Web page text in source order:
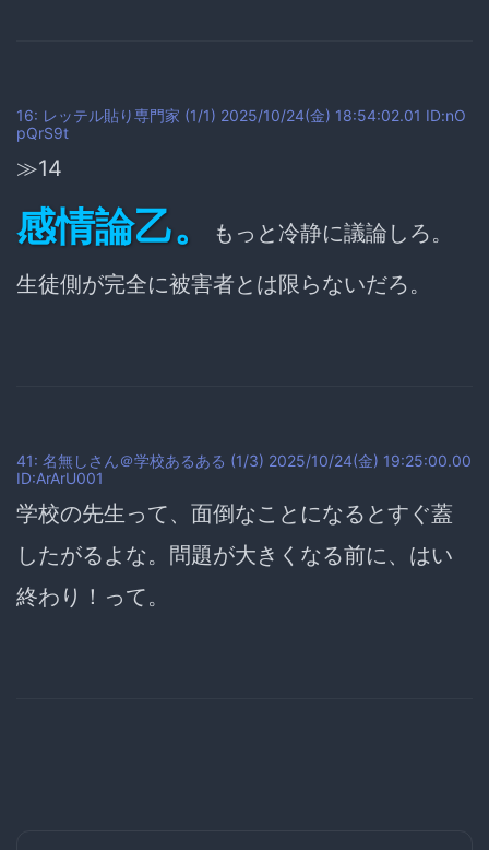
16: レッテル貼り専門家 (1/1) 2025/10/24(金) 18:54:02.01 ID:nO
pQrS9t
≫14
感情論乙。
もっと冷静に議論しろ。
生徒側が完全に被害者とは限らないだろ。
41: 名無しさん＠学校あるある (1/3) 2025/10/24(金) 19:25:00.00
ID:ArArU001
学校の先生って、 面倒なことになるとすぐ蓋
したがるよな。問題が大きくなる前に、はい
終わり！って。